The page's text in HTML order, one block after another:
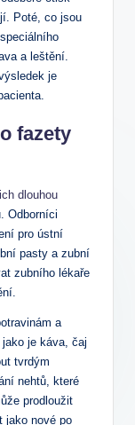
Poté, co jsou
a leštění.
je
fazety
dlouhou
Odborníci
pro ústní
pasty a zubní
zubního lékaře
a
je káva, čaj
tvrdým
nehtů, které
prodloužit
jako nové po